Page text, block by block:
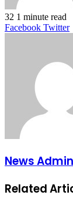
32 1 minute read
Facebook Twitter
News Admin
Related